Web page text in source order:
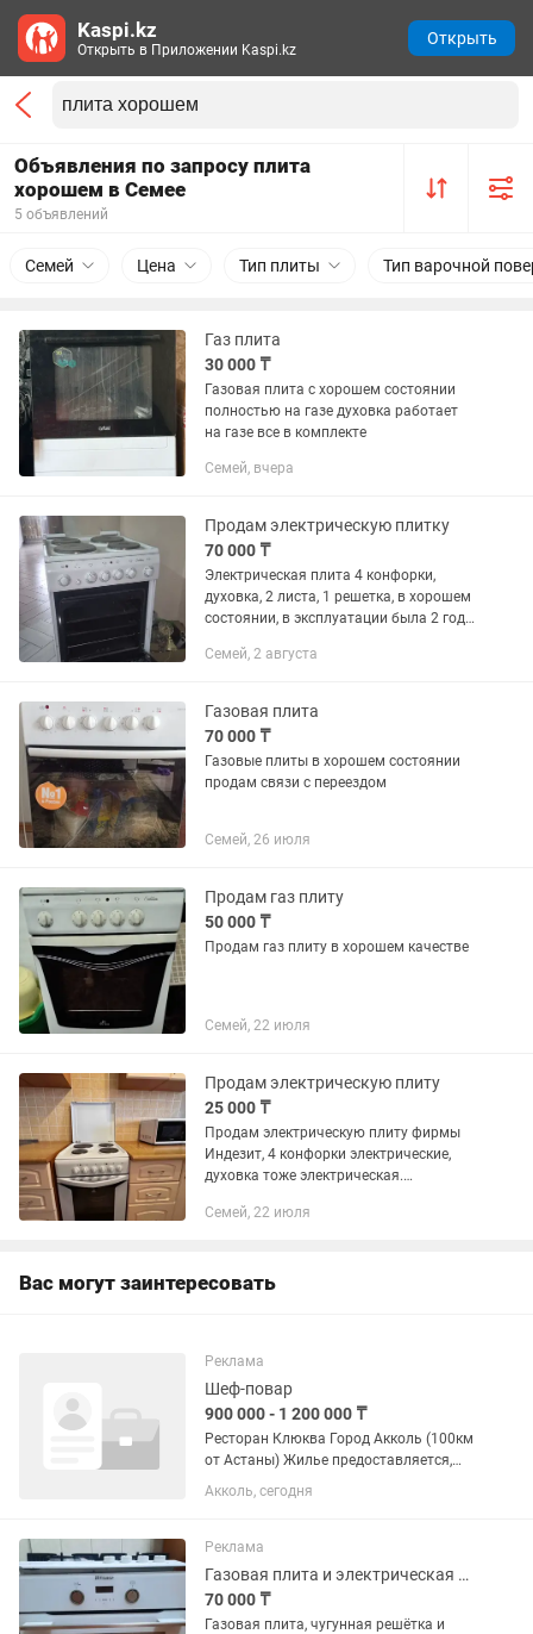
Объявления по запросу плита
хорошем в Семее
5 объявлений
Семей Цена Тип плиты Тип варочной
Газ плита
30 000 ₸
Газовая плита с хорошем состоянии
полностью на газе духовка работает
на газе все в комплекте
Семей, вчера
Продам электрическую плитку
70 000 ₸
Электрическая плита 4 конфорки,
духовка, 2 листа, 1 решетка, в хорошем
состоянии, в эксплуатации была 2 года,
Семей, 2 августа
Газовая плита
70 000 ₸
Газовые плиты в хорошем состоянии
продам связи с переездом
Семей, 26 июля
Продам газ плиту
50 000 ₸
Продам газ плиту в хорошем качестве
Семей, 22 июля
Продам электрическую плиту
25 000 ₸
Продам электрическую плиту фирмы
Индезит, 4 конфорки электрические,
духовка тоже электрическая.
Семей, 22 июля
Вас могут заинтересовать
Реклама
Шеф-повар
900 000 - 1 200 000 ₸
Ресторан Клюква Город Акколь (100км
от Астаны) Жилье предоставляется,
одноместный номер в гостинице.
Зарплата раз в неделю Оплата за
11:00 до 23:30 Кухня...
Акколь, сегодня
Реклама
Газовая плита и электрическая духовка
70 000 ₸
Газовая плита, чугунная решётка и
Kaspi.kz
Открыть в Приложении Kaspi.kz
Открыть